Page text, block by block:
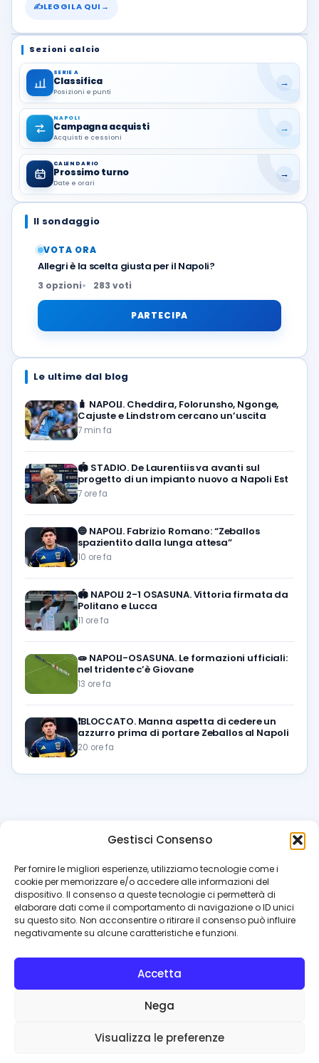
Gestisci Consenso
Per fornire le migliori esperienze, utilizziamo tecnologie come i
cookie per memorizzare e/o accedere alle informazioni del
dispositivo. Il consenso a queste tecnologie ci permetterà di
elaborare dati come il comportamento di navigazione o ID unici
su questo sito. Non acconsentire o ritirare il consenso può influire
negativamente su alcune caratteristiche e funzioni.
Accetta
Nega
Visualizza le preferenze
✍LEGGILA QUI →
Sezioni calcio
SERIE A
Classifica
Posizioni e punti
→
NAPOLI
Campagna acquisti
Acquisti e cessioni
→
CALENDARIO
Prossimo turno
Date e orari
→
Il sondaggio
VOTA ORA
Allegri è la scelta giusta per il Napoli?
3 opzioni 283 voti
PARTECIPA
Le ultime dal blog
🧳 NAPOLI. Cheddira, Folorunsho, Ngonge,
Cajuste e Lindstrom cercano un’uscita
7 min fa
🏟️ STADIO. De Laurentiis va avanti sul
progetto di un impianto nuovo a Napoli Est
7 ore fa
🔵 NAPOLI. Fabrizio Romano: “Zeballos
spazientito dalla lunga attesa”
10 ore fa
🏟️ NAPOLI 2-1 OSASUNA. Vittoria firmata da
Politano e Lucca
11 ore fa
🧫 NAPOLI-OSASUNA. Le formazioni ufficiali:
nel tridente c’è Giovane
13 ore fa
❗️BLOCCATO. Manna aspetta di cedere un
azzurro prima di portare Zeballos al Napoli
20 ore fa
azzurrissimo.it
Il blog di riferimento per i tifosi del Napoli. News, interviste,
pagelle e calciomercato. Testata giornalistica registrata
al Tribunale di Napoli (n. 48 dell’08/10/2012). Direttore Luca
Perillo
INFO
Contattaci